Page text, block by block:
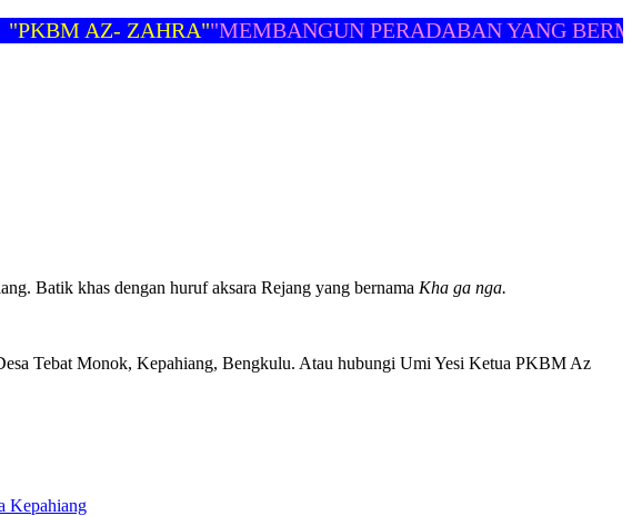
AZ- ZAHRA""MEMBANGUN PERADABAN YANG
Batik khas dengan huruf aksara Rejang yang bernama Kha ga nga.
Tebat Monok, Kepahiang, Bengkulu. Atau hubungi Umi Yesi Ketua PKBM Az
Kepahiang